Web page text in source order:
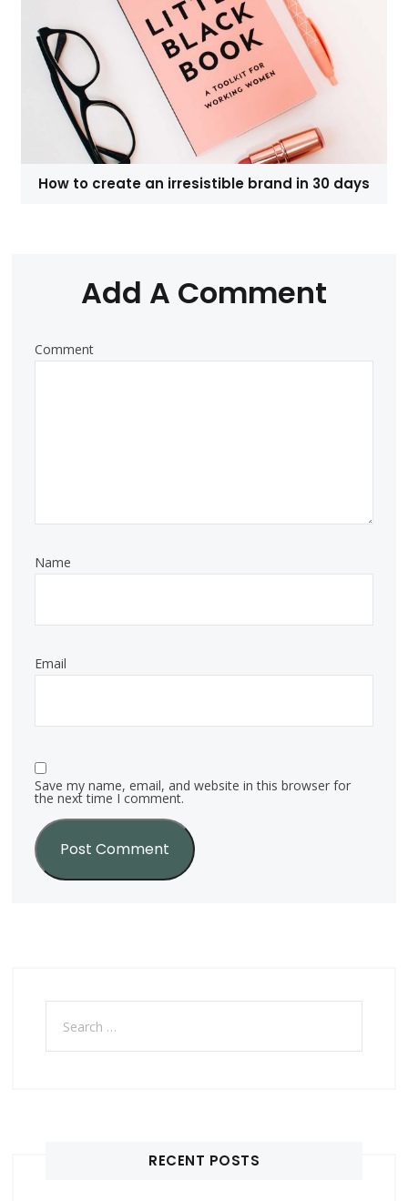
How to create an irresistible brand in 30 days
Add A Comment
Comment
Name
Email
Save my name, email, and website in this browser for
the next time I comment.
Search
for:
RECENT POSTS